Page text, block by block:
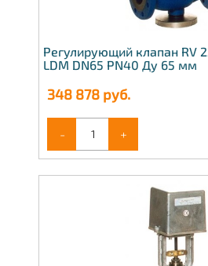
Регулирующий клапан RV
LDM DN65 PN40 Ду 65 мм
348 878 руб.
- +